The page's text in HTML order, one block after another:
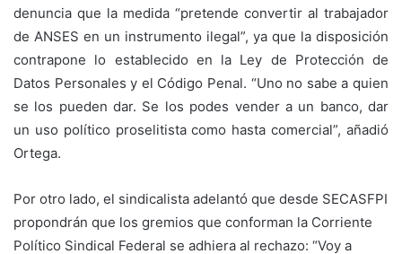
denuncia que la medida “pretende convertir al trabajador
de ANSES en un instrumento ilegal”, ya que la disposición
contrapone lo establecido en la Ley de Protección de
Datos Personales y el Código Penal. “Uno no sabe a quien
se los pueden dar. Se los podes vender a un banco, dar
un uso político proselitista como hasta comercial”, añadió
Ortega.
Por otro lado, el sindicalista adelantó que desde SECASFPI
propondrán que los gremios que conforman la Corriente
Político Sindical Federal se adhiera al rechazo: “Voy a